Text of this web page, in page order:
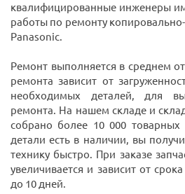
квалифицированные инженеры
работы по ремонту
Panasonic.
Ремонт выполняется в среднем
ремонта зависит от
необходимых деталей, для
ремонта. На нашем складе и
собрано более 10 000
детали есть в наличии, вы
технику быстро. При заказе
увеличивается и зависит от
до 10 дней.